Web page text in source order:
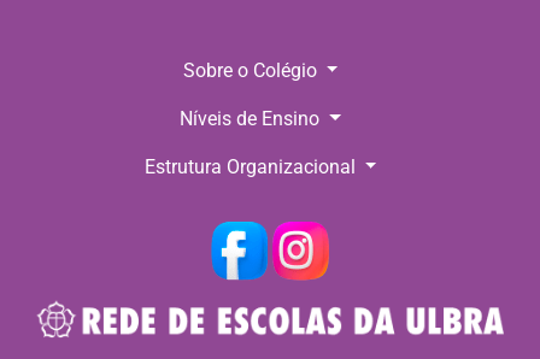
Sobre o Colégio
Níveis de Ensino
Estrutura Organizacional